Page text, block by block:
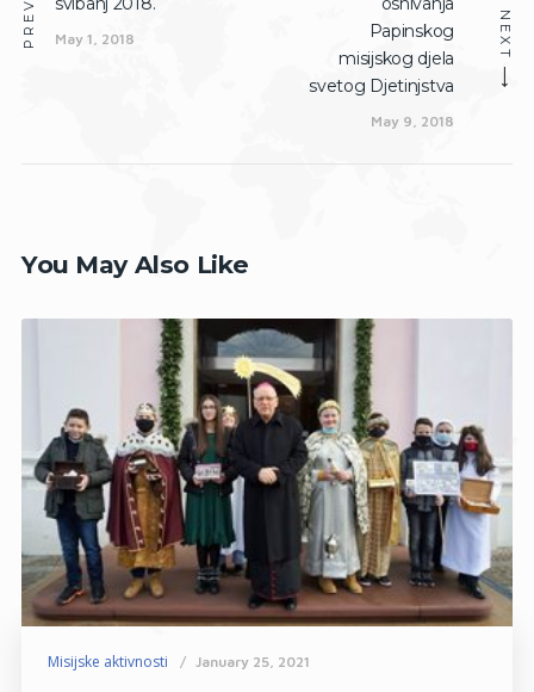
PREV
post:
May 1, 2018 NEXT
Papinskog
misijskog djela
svetog Djetinjstva
May 9, 2018
You May Also Like
Misijske aktivnosti January 25, 2021